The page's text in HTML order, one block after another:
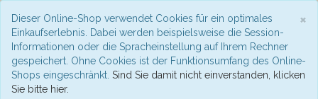
×
Dieser Online-Shop verwendet Cookies für ein optimales
Einkaufserlebnis. Dabei werden beispielsweise die Session-
Informationen oder die Spracheinstellung auf Ihrem Rechner
gespeichert. Ohne Cookies ist der Funktionsumfang des Online-
Shops eingeschränkt. Sind Sie damit nicht einverstanden, klicken
Sie bitte hier.